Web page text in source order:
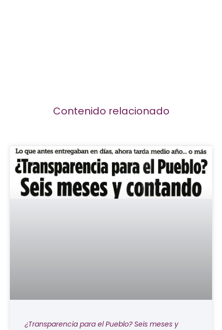
Contenido relacionado
¿Transparencia para el Pueblo? Seis meses y